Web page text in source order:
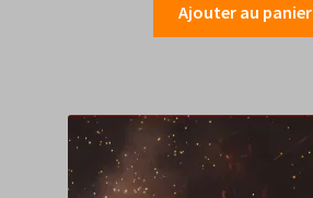
Ajouter au panier